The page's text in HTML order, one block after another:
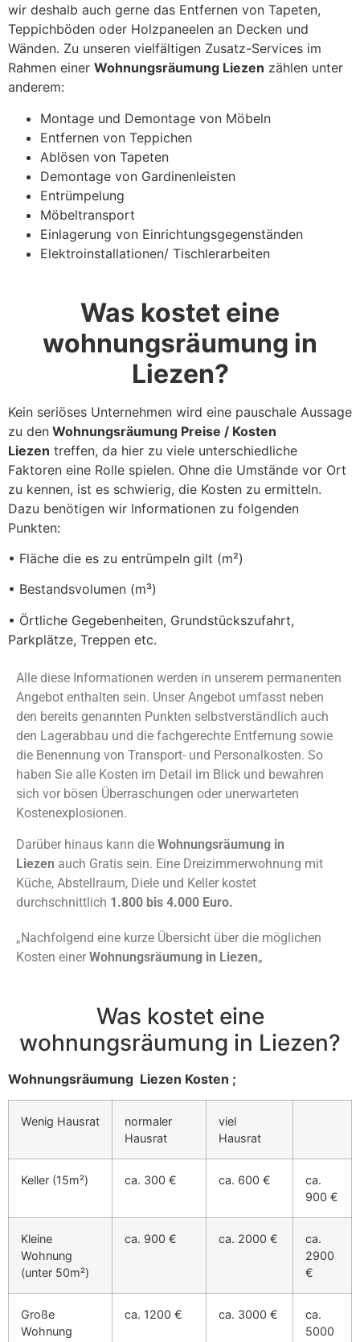
wir deshalb auch gerne das Entfernen von Tapeten,
Teppichböden oder Holzpaneelen an Decken und
Wänden. Zu unseren vielfältigen Zusatz-Services im
Rahmen einer Wohnungsräumung Liezen zählen unter
anderem:
Montage und Demontage von Möbeln
Entfernen von Teppichen
Ablösen von Tapeten
Demontage von Gardinenleisten
Entrümpelung
Möbeltransport
Einlagerung von Einrichtungsgegenständen
Elektroinstallationen/ Tischlerarbeiten
Was kostet eine
wohnungsräumung in
Liezen?
Kein seriöses Unternehmen wird eine pauschale Aussage
zu den Wohnungsräumung Preise / Kosten
Liezen treffen, da hier zu viele unterschiedliche
Faktoren eine Rolle spielen. Ohne die Umstände vor Ort
zu kennen, ist es schwierig, die Kosten zu ermitteln.
Dazu benötigen wir Informationen zu folgenden
Punkten:
• Fläche die es zu entrümpeln gilt (m²)
• Bestandsvolumen (m³)
• Örtliche Gegebenheiten, Grundstückszufahrt,
Parkplätze, Treppen etc.
Alle diese Informationen werden in unserem permanenten
Angebot enthalten sein. Unser Angebot umfasst neben
den bereits genannten Punkten selbstverständlich auch
den Lagerabbau und die fachgerechte Entfernung sowie
die Benennung von Transport- und Personalkosten. So
haben Sie alle Kosten im Detail im Blick und bewahren
sich vor bösen Überraschungen oder unerwarteten
Kostenexplosionen.
Darüber hinaus kann die Wohnungsräumung in
Liezen auch Gratis sein. Eine Dreizimmerwohnung mit
Küche, Abstellraum, Diele und Keller kostet
durchschnittlich 1.800 bis 4.000 Euro.
„Nachfolgend eine kurze Übersicht über die möglichen
Kosten einer Wohnungsräumung in Liezen„
Was kostet eine
wohnungsräumung in Liezen?
Wohnungsräumung Liezen Kosten ;
Wenig Hausrat
normaler
Hausrat
viel
Hausrat
Keller (15m²) ca. 300 € ca. 600 €
ca.
900 €
Kleine
Wohnung
(unter 50m²)
ca. 900 € ca. 2000 €
ca.
2900
€
Große
Wohnung
ca. 1200 € ca. 3000 €
ca.
5000